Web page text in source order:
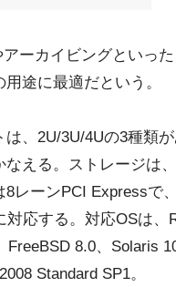
ーカイビングといっ
途に最適だという。
、2U/3U/4Uの3種類
なえる。ストレージは
8レーンPCI Expressで
対応する。対応OSは、
FreeBSD 8.0、Solaris
Standard SP1。